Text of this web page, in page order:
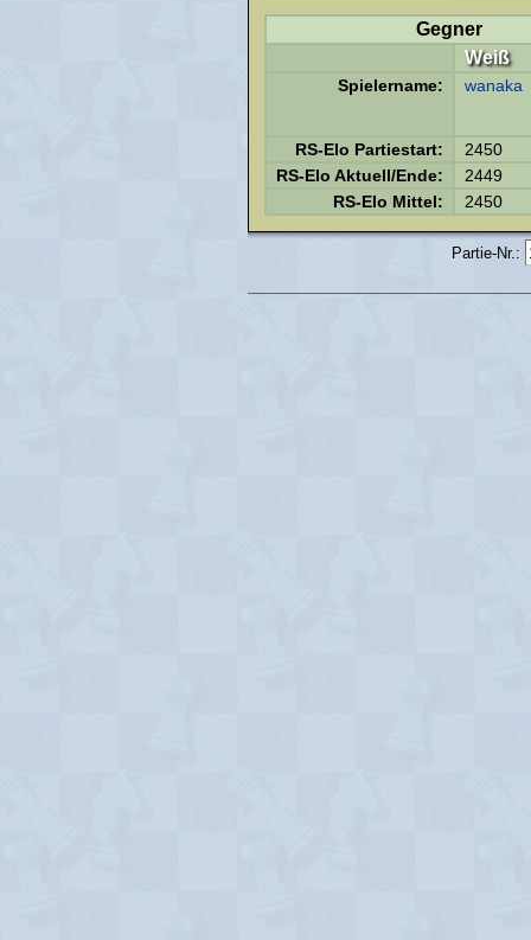
Gegner
Weiß
Spielername: wanaka
RS-Elo Partiestart:
2450
RS-Elo Aktuell/Ende:
2449
RS-Elo Mittel:
2450
Partie-Nr.: